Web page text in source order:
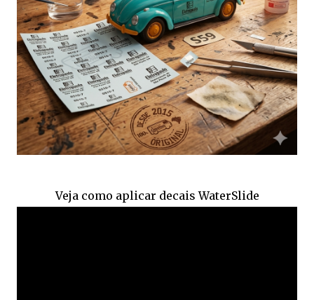
Veja como aplicar decais WaterSlide